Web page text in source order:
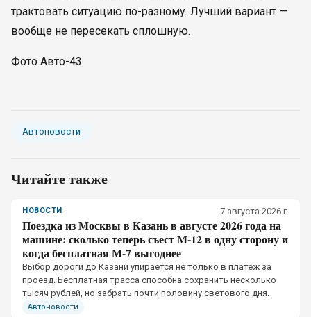
трактовать ситуацию по-разному. Лучший вариант —
вообще не пересекать сплошную.
Фото Авто-43
Автоновости
Читайте также
НОВОСТИ 7 августа 2026 г.
Поездка из Москвы в Казань в августе 2026 года на
машине: сколько теперь съест М-12 в одну сторону и
когда бесплатная М-7 выгоднее
Выбор дороги до Казани упирается не только в платёж за
проезд. Бесплатная трасса способна сохранить несколько
тысяч рублей, но забрать почти половину светового дня.
Автоновости